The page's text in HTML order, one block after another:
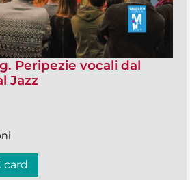
Peripezie vocali dal
Jazz
card